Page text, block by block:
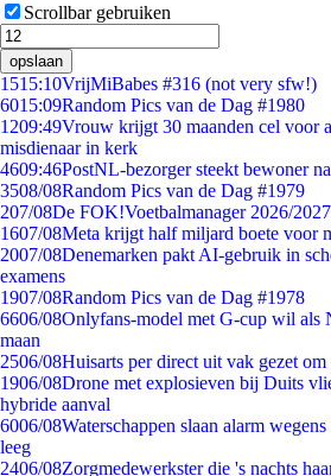
Scrollbar gebruiken
opslaan
1515:10VrijMiBabes #316 (not very sfw!)
6015:09Random Pics van de Dag #1980
1209:49Vrouw krijgt 30 maanden cel voor
misdienaar in kerk
4609:46PostNL-bezorger steekt bewoner
3508/08Random Pics van de Dag #1979
207/08De FOK!Voetbalmanager 2026/
1607/08Meta krijgt half miljard boete voor
2007/08Denemarken pakt AI-gebruik in
examens
1907/08Random Pics van de Dag #1978
6606/08Onlyfans-model met G-cup wil als
maan
2506/08Huisarts per direct uit vak gezet
1906/08Drone met explosieven bij Duits
hybride aanval
6006/08Waterschappen slaan alarm
leeg
2406/08Zorgmedewerkster die 's nachts